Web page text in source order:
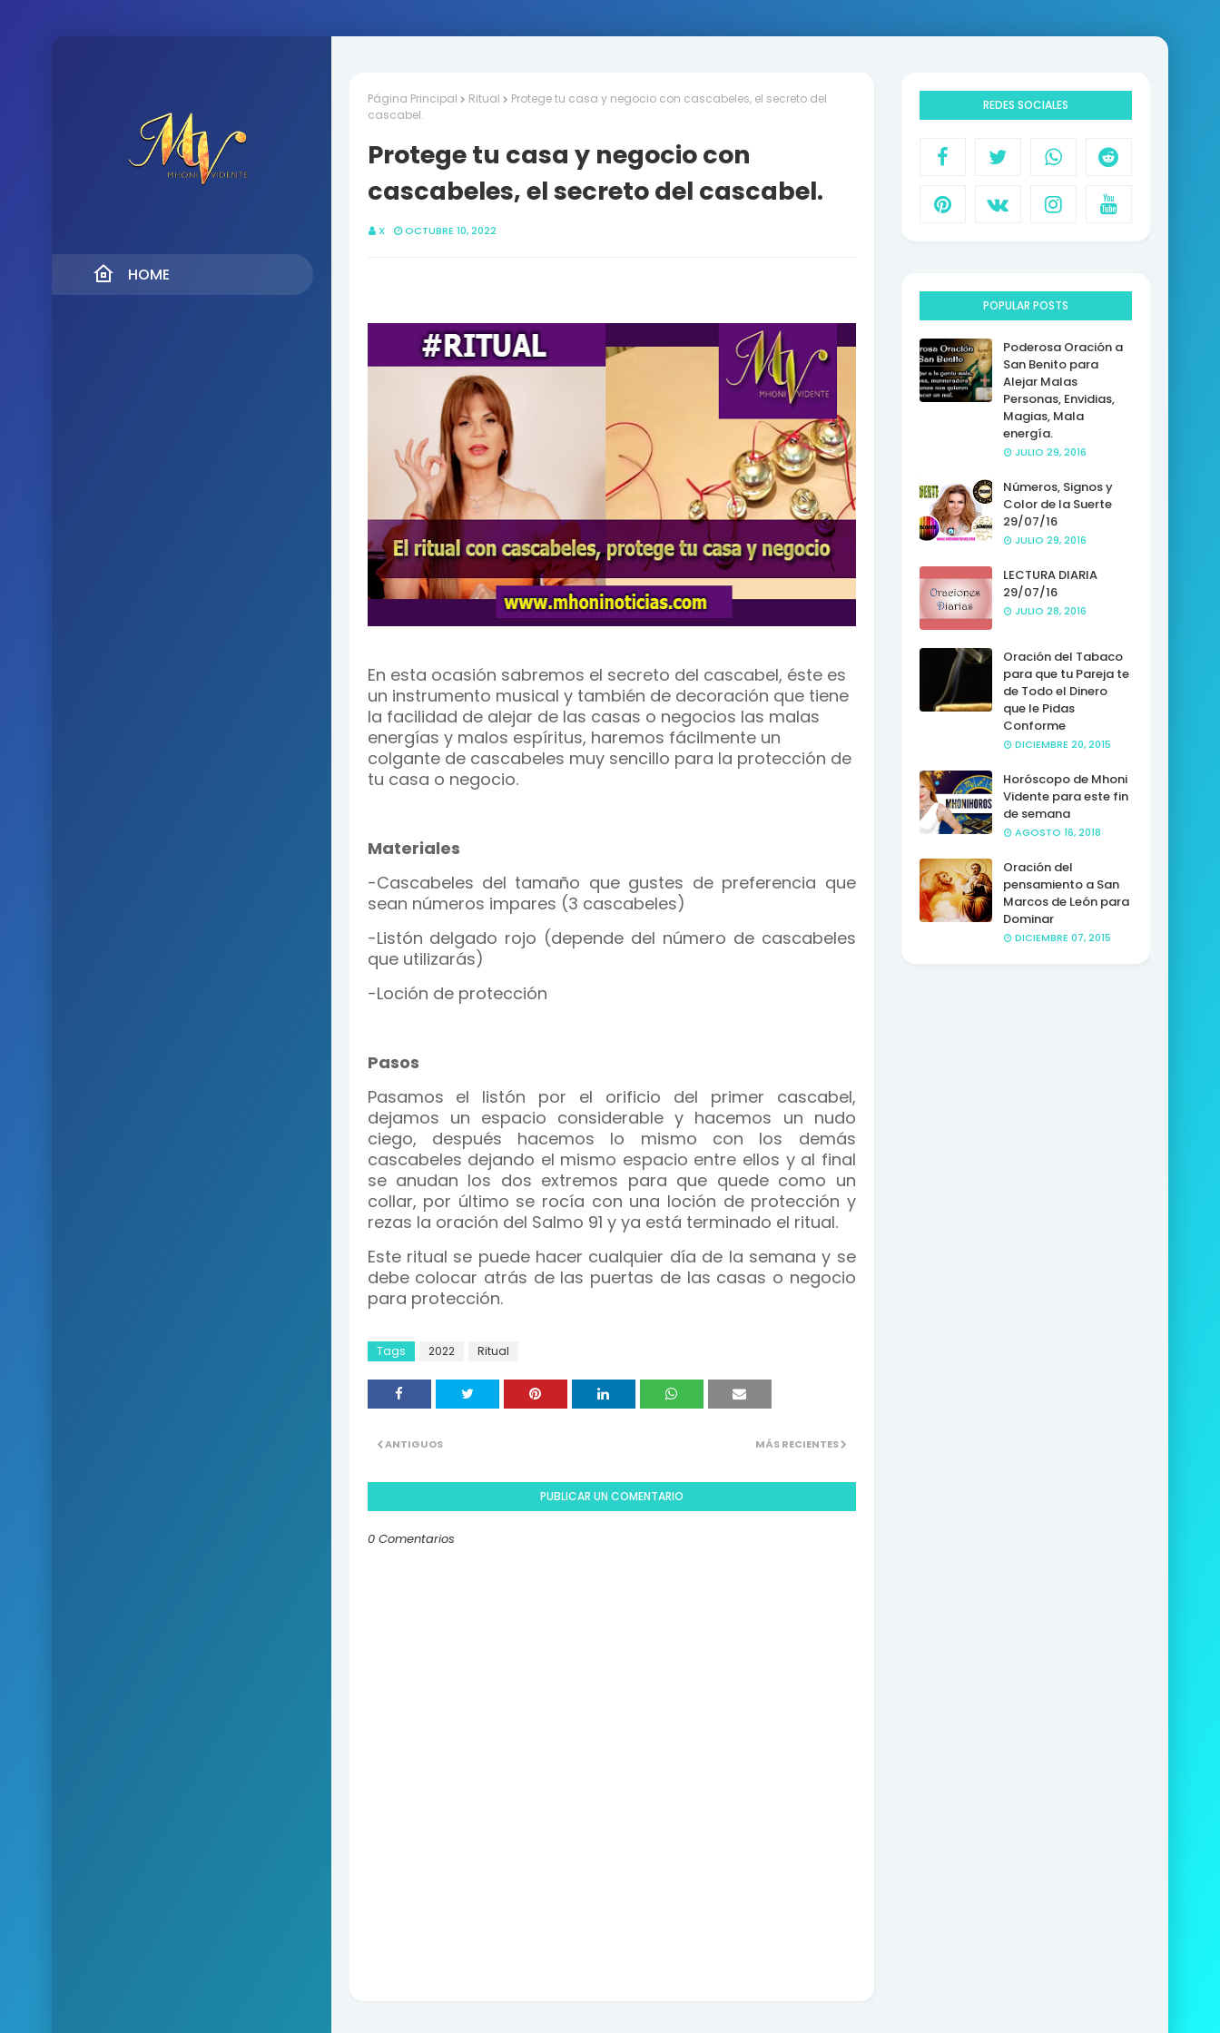
HOME
Página Principal Ritual
Protege tu casa y negocio con cascabeles, el secreto del
cascabel.
Protege tu casa y negocio con
cascabeles, el secreto del cascabel.
X OCTUBRE 10, 2022
En esta ocasión sabremos el secreto del cascabel, éste es
un instrumento musical y también de decoración que tiene
la facilidad de alejar de las casas o negocios las malas
energías y malos espíritus, haremos fácilmente un
colgante de cascabeles muy sencillo para la protección de
tu casa o negocio.
Materiales
-Cascabeles del tamaño que gustes de preferencia que
sean números impares (3 cascabeles)
-Listón delgado rojo (depende del número de cascabeles
que utilizarás)
-Loción de protección
Pasos
Pasamos el listón por el orificio del primer cascabel,
dejamos un espacio considerable y hacemos un nudo
ciego, después hacemos lo mismo con los demás
cascabeles dejando el mismo espacio entre ellos y al final
se anudan los dos extremos para que quede como un
collar, por último se rocía con una loción de protección y
rezas la oración del Salmo 91 y ya está terminado el ritual.
Este ritual se puede hacer cualquier día de la semana y se
debe colocar atrás de las puertas de las casas o negocio
para protección.
Tags 2022 Ritual
MÁS RECIENTES
ANTIGUOS
PUBLICAR UN COMENTARIO
0 Comentarios
REDES SOCIALES
POPULAR POSTS
Poderosa Oración a
San Benito para
Alejar Malas
Personas, Envidias,
Magias, Mala
energía.
JULIO 29, 2016
Números, Signos y
Color de la Suerte
29/07/16
JULIO 29, 2016
LECTURA DIARIA
29/07/16
JULIO 28, 2016
Oración del Tabaco
para que tu Pareja te
de Todo el Dinero
que le Pidas
Conforme
DICIEMBRE 20, 2015
Horóscopo de Mhoni
Vidente para este fin
de semana
AGOSTO 16, 2018
Oración del
pensamiento a San
Marcos de León para
Dominar
DICIEMBRE 07, 2015